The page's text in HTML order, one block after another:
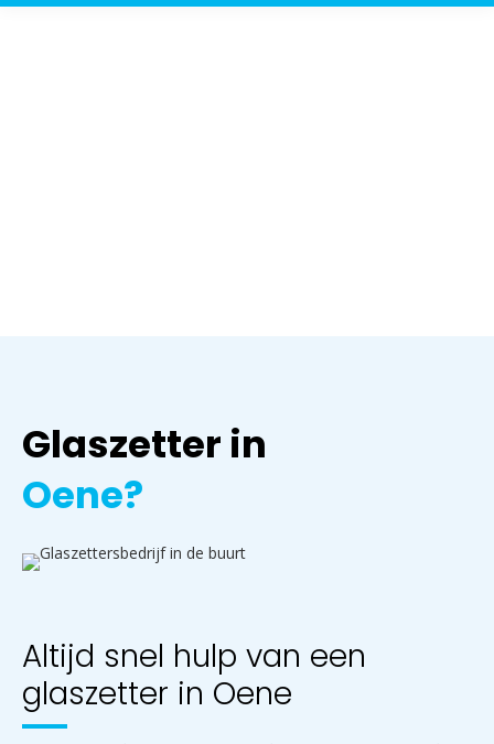
Glaszetter in
Oene?
Altijd snel hulp van een
glaszetter in Oene